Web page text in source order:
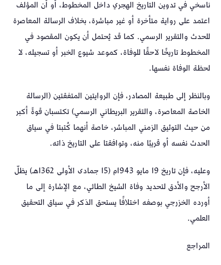
ناسخي في تدوين التاريخ الهجري داخل المخطوط، أو أن المؤلف
اعتمد على رواية متأخرة أو غير مباشرة، بخلاف الرسالة المعاصرة
للحدث والتقرير الرسمي. كما قد يُحتمل أن يكون المقصود في
المخطوط تاريخًا لاحقًا للوفاة، كموعد شيوع الخبر أو تسجيله، لا
لحظة الوفاة نفسها.
وبالنظر إلى طبيعة المصادر، فإن الروايتين المتفقتين (الرسالة
الخاصة المعاصرة، والتقرير البريطاني الرسمي) تكتسبان قوةً أكبر
من حيث التوثيق الزمني المباشر، خاصة أنهما كُتبتا في سياق
الحدث نفسه أو قريبًا منه، وتوافقتا على التاريخ ذاته.
وعليه، فإن تاريخ 19 مايو 1943م (15 جمادى الأولى 1362هـ) يظلّ
الأرجح والأدق لتحديد وفاة الشيخ الطائي، مع الإشارة إلى ما
أورده الخزرجي بوصفه اختلافًا يستحق الذكر في سياق التحقيق
العلمي.
المراجع